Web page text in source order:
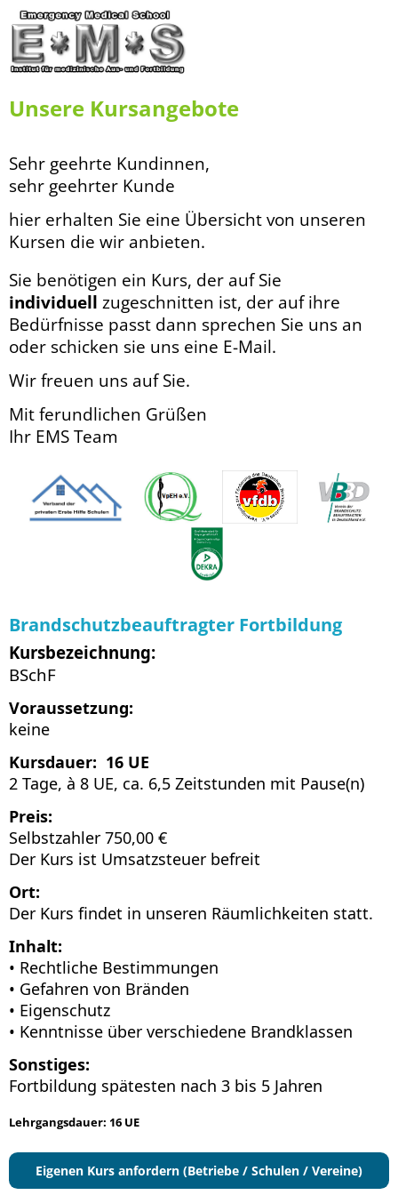
Unsere Kursangebote
Sehr geehrte Kundinnen,
sehr geehrter Kunde
hier erhalten Sie eine Übersicht von unseren
Kursen die wir anbieten.
Sie benötigen ein Kurs, der auf Sie
individuell zugeschnitten ist, der auf ihre
Bedürfnisse passt dann sprechen Sie uns an
oder schicken sie uns eine E-Mail.
Wir freuen uns auf Sie.
Mit ferundlichen Grüßen
Ihr EMS Team
Brandschutzbeauftragter Fortbildung
Kursbezeichnung:
BSchF
Voraussetzung:
keine
Kursdauer: 16 UE
2 Tage, à 8 UE, ca. 6,5 Zeitstunden mit Pause(n)
Preis:
Selbstzahler 750,00 €
Der Kurs ist Umsatzsteuer befreit
Ort:
Der Kurs findet in unseren Räumlichkeiten statt.
Inhalt:
• Rechtliche Bestimmungen
• Gefahren von Bränden
• Eigenschutz
• Kenntnisse über verschiedene Brandklassen
Sonstiges:
Fortbildung spätesten nach 3 bis 5 Jahren
Lehrgangsdauer: 16 UE
Eigenen Kurs anfordern (Betriebe / Schulen / Vereine)